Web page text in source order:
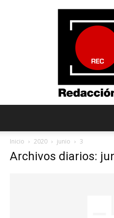
Inicio 2020 junio 3
Archivos diarios: